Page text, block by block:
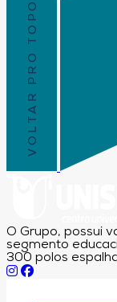
VOLTAR PRO TOPO
O Grupo, possui
segmento
300 polos